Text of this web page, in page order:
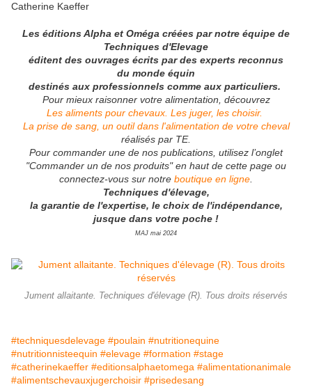
Catherine Kaeffer
Les éditions Alpha et Oméga créées par notre équipe de
Techniques d'Elevage
éditent des ouvrages écrits par des experts reconnus
du monde équin
destinés aux professionnels comme aux particuliers.
Pour mieux raisonner votre alimentation, découvrez
Les aliments pour chevaux. Les juger, les choisir.
La prise de sang, un outil dans l'alimentation de votre cheval
réalisés par TE.
Pour commander une de nos publications, utilisez l’onglet
"Commander un de nos produits" en haut de cette page ou
connectez-vous sur notre boutique en ligne
Techniques d'élevage,
la garantie de l'expertise, le choix de l'indépendance,
jusque dans votre poche !
MAJ mai 2024
Jument allaitante. Techniques d'élevage (R). Tous droits réservés
#techniquesdelevage #poulain #nutritionequine
#nutritionnisteequin #elevage #formation #stage
#catherinekaeffer #editionsalphaetomega #alimentationanimale
#alimentschevauxjugerchoisir #prisedesang